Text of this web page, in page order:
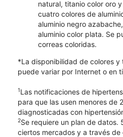
natural, titanio color oro
cuatro colores de
aluminio negro
aluminio color plata. Se
correas coloridas.
*La disponibilidad de colores y
puede variar por Internet o en
1Las notificaciones de
para que las usen menores de
diagnosticadas con
2Se requiere un plan de datos.
ciertos mercados y a través de